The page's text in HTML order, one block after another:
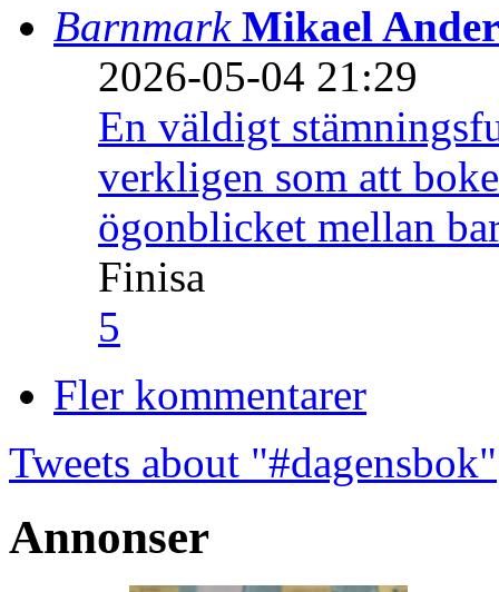
Barnmark Mikael
2026-05-04 21:29
En väldigt
verkligen som att
ögonblicket mellan
Finisa
5
Fler kommentarer
Tweets about "#dagensbok"
Annonser